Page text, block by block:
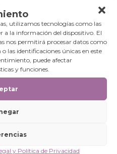
utilizamos tecnologías como las
a la información del dispositivo. El
nos permitirá procesar datos como
las identificaciones únicas en este
puede afectar
y funciones.
y Política de Privacidad
al Centro de Salud
para transfusiones de
heridas y visitas de
y seguimientos de
Béré, Costa de Marfil.